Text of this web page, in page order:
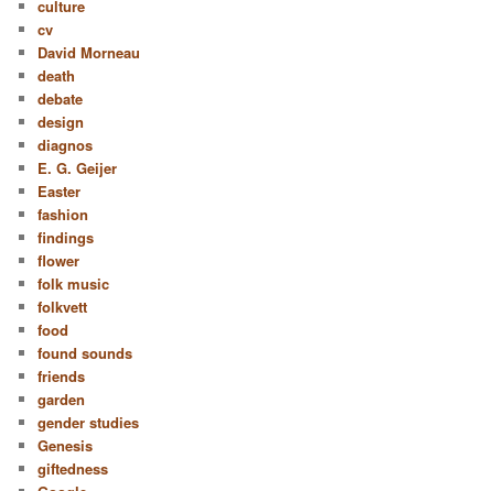
culture
cv
David Morneau
death
debate
design
diagnos
E. G. Geijer
Easter
fashion
findings
flower
folk music
folkvett
food
found sounds
friends
garden
gender studies
Genesis
giftedness